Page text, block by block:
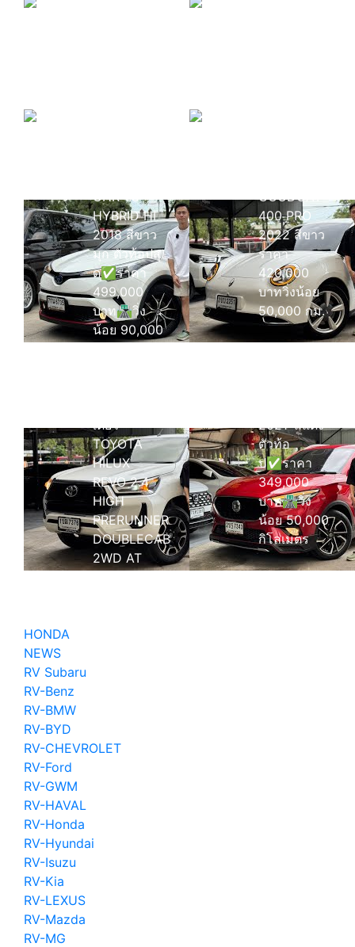
CHR 1.8
HYBRID HI
2018 สีขาว
มุก ตัวท้อปสุ
ด✅ราคา
499,000
บาท🛣️วิ่ง
น้อย 90,000
GOODCAT
400 PRO
2022 สีขาว
ราคา
420,000
บาทวิ่งน้อย
50,000 กม.
เดียว
TOYOTA
HILUX
REVO 2.4
HIGH
PRERUNNER
DOUBLECAB
2WD AT
2021’ สีแดง
ตัวท้อ
ป✅ราคา
349,000
บาท🛣️วิ่ง
น้อย 50,000
กิโลเมตร
HONDA
NEWS
RV Subaru
RV-Benz
RV-BMW
RV-BYD
RV-CHEVROLET
RV-Ford
RV-GWM
RV-HAVAL
RV-Honda
RV-Hyundai
RV-Isuzu
RV-Kia
RV-LEXUS
RV-Mazda
RV-MG